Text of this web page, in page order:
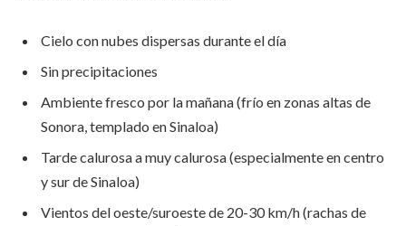
Cielo con nubes dispersas durante el día
Sin precipitaciones
Ambiente fresco por la mañana (frío en zonas altas de
Sonora, templado en Sinaloa)
Tarde calurosa a muy calurosa (especialmente en centro
y sur de Sinaloa)
Vientos del oeste/suroeste de 20-30 km/h (rachas de